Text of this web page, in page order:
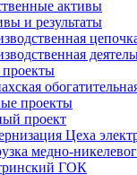
активы
и результаты
проекты
проект
Цеха
медно-
ГОК